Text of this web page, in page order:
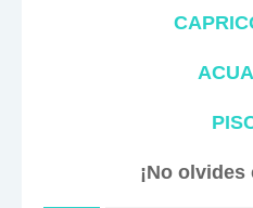
¡No